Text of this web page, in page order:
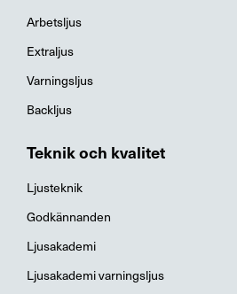
Arbetsljus
Extraljus
Varningsljus
Backljus
Teknik och kvalitet
Ljusteknik
Godkännanden
Ljusakademi
Ljusakademi varningsljus